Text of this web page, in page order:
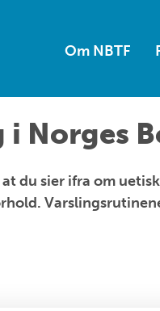
Om NBTF
i Norges
at du sier ifra om